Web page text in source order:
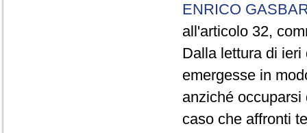
ENRICO
all'articolo 32,
Dalla lettura di
emergesse in
anziché
caso che affronti